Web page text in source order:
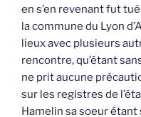
en s’en revenant fut
la commune du Lyon
lieux avec plusieurs
rencontre, qu’étant
ne prit aucune
sur les registres de
Hamelin sa soeur